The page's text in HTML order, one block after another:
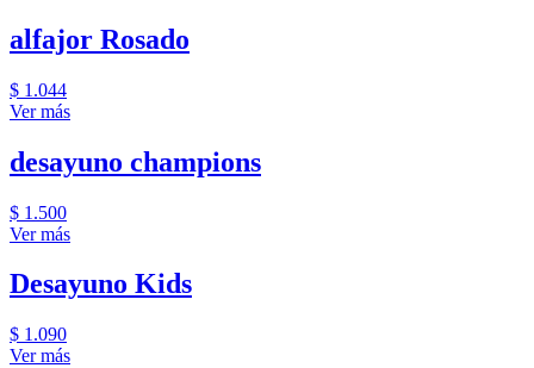
alfajor Rosado
$ 1.044
Ver más
desayuno champions
$ 1.500
Ver más
Desayuno Kids
$ 1.090
Ver más